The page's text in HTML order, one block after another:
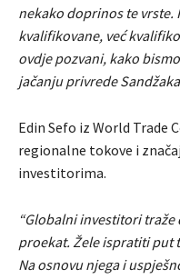
nekako doprinos te vrste.
kvalifikovane, već
ovdje pozvani, kako
jačanju privrede
Edin Sefo iz World Trade
regionalne tokove i
investitorima.
“Globalni investitori
proekat. Žele ispratiti put
Na osnovu njega i